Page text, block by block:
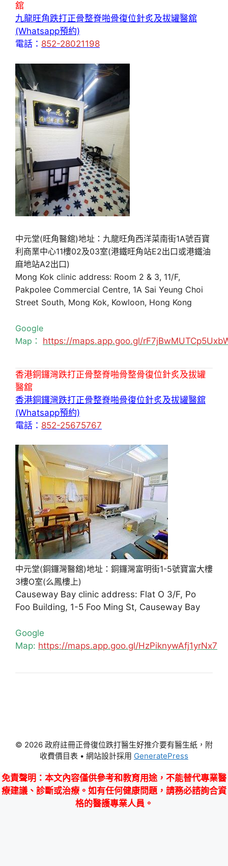
舘
九龍旺角跌打正骨整脊啪骨復位針炙及拔罐醫舘
(Whatsapp預約)
電話： 852-28021198
中元堂(旺角醫舘)地址：九龍旺角西洋菜南街1A號百寶
利商業中心11樓02及03室(港鐵旺角站E2出口或港鐵油
麻地站A2出口)
Mong Kok clinic address: Room 2 & 3, 11/F,
Pakpolee Commercial Centre, 1A Sai Yeung Choi
Street South, Mong Kok, Kowloon, Hong Kong
Google
Map： https://maps.app.goo.gl/
香港銅鑼灣跌打正骨整脊啪骨整骨復位針炙及拔罐
醫舘
香港銅鑼灣跌打正骨整脊啪骨復位針炙及拔罐醫舘
(Whatsapp預約)
電話： 852-25675767
中元堂(銅鑼灣醫舘)地址：銅鑼灣富明街1-5號寶富大樓
3樓O室(么鳳樓上)
Causeway Bay clinic address: Flat O 3/F, Po
Foo Building, 1-5 Foo Ming St, Causeway Bay
Google
Map: https://maps.app.goo.gl/HzPiknywAfj1yrNx7
© 2026 政府註冊正骨復位跌打醫生好推介要有醫生紙，附
收費價目表 • 網站設計採用 GeneratePress
免責聲明 ：本文內容僅供參考和教育用途，不能替代專業醫
療建議、診斷或治療。如有任何健康問題，請務必諮詢合資
格的醫護專業人員。